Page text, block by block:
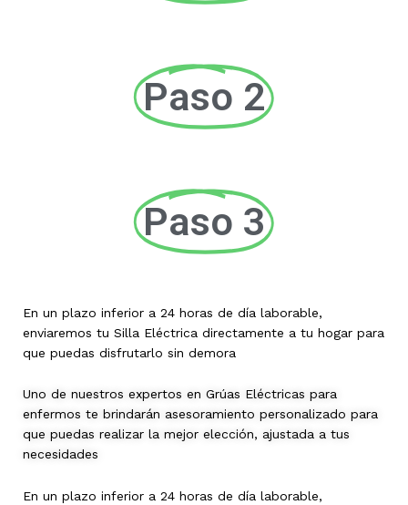
Paso 2
Paso 3
En un plazo inferior a 24 horas de día laborable,
enviaremos tu Silla Eléctrica directamente a tu hogar para
que puedas disfrutarlo sin demora
Uno de nuestros expertos en Grúas Eléctricas para
enfermos te brindarán asesoramiento personalizado para
que puedas realizar la mejor elección, ajustada a tus
necesidades
En un plazo inferior a 24 horas de día laborable,